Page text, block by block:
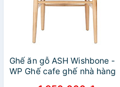
Ghế ăn gỗ ASH Wishbone -
WP Ghế cafe ghế nhà hàng